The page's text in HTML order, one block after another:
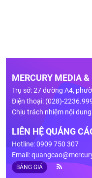
MERCURY MEDIA
Trụ sở: 27 đường A4,
Điện thoại: (028)-
Chịu trách nhiệm nội
LIÊN HỆ QUẢNG
Hotline: 0909 750 307
Email:
BẢNG GIÁ